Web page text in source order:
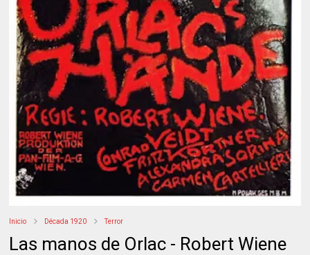
Inicio Década 1920 Terror
Las manos de Orlac - Robert Wiene